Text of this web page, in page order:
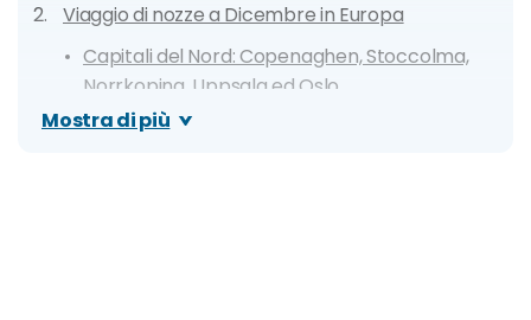
Viaggio di nozze a Dicembre in Europa
Capitali del Nord: Copenaghen, Stoccolma,
Norrkoping, Uppsala ed Oslo
Croazia e Ungheria
Mostra di più